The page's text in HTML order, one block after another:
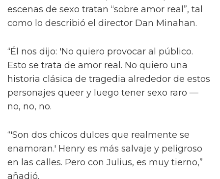
escenas de sexo tratan “sobre amor real”, tal
como lo describió el director Dan Minahan.
“Él nos dijo: 'No quiero provocar al público.
Esto se trata de amor real. No quiero una
historia clásica de tragedia alrededor de estos
personajes queer y luego tener sexo raro —
no, no, no.
“'Son dos chicos dulces que realmente se
enamoran.' Henry es más salvaje y peligroso
en las calles. Pero con Julius, es muy tierno,”
añadió.